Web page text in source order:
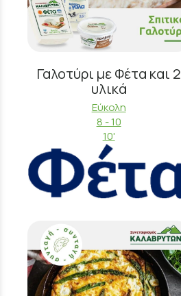
Γαλοτύρι με Φέτα και 2
υλικά
Εύκολη
8 - 10
10'